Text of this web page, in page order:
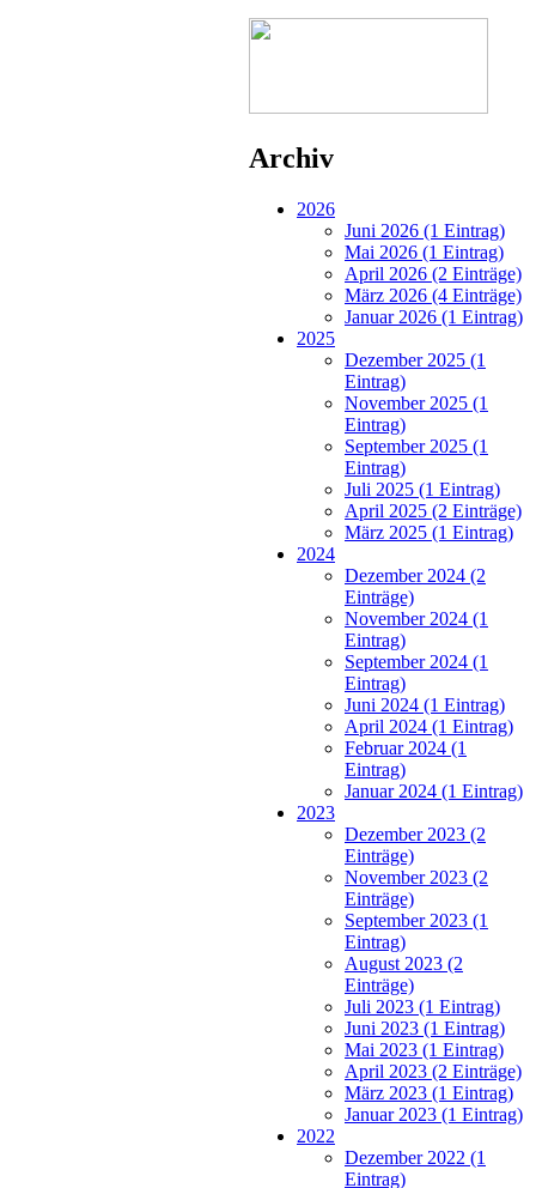
Archiv
2026
Juni 2026 (1 Eintrag)
Mai 2026 (1 Eintrag)
April 2026 (2 Einträge)
März 2026 (4 Einträge)
Januar 2026 (1 Eintrag)
2025
Dezember 2025 (1
Eintrag)
November 2025 (1
Eintrag)
September 2025 (1
Eintrag)
Juli 2025 (1 Eintrag)
April 2025 (2 Einträge)
März 2025 (1 Eintrag)
2024
Dezember 2024 (2
Einträge)
November 2024 (1
Eintrag)
September 2024 (1
Eintrag)
Juni 2024 (1 Eintrag)
April 2024 (1 Eintrag)
Februar 2024 (1
Eintrag)
Januar 2024 (1 Eintrag)
2023
Dezember 2023 (2
Einträge)
November 2023 (2
Einträge)
September 2023 (1
Eintrag)
August 2023 (2
Einträge)
Juli 2023 (1 Eintrag)
Juni 2023 (1 Eintrag)
Mai 2023 (1 Eintrag)
April 2023 (2 Einträge)
März 2023 (1 Eintrag)
Januar 2023 (1 Eintrag)
2022
Dezember 2022 (1
Eintrag)